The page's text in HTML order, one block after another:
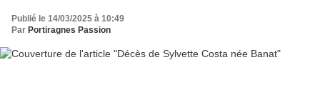
Publié le 14/03/2025 à 10:49
Par Portiragnes Passion